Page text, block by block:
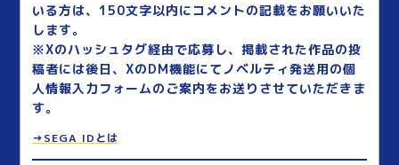
いる方は、150文字以内にコメントの記載をお願いいた
します。
※Xのハッシュタグ経由で応募し、掲載された作品の投
稿者には後日、XのDM機能にてノベルティ発送用の個
人情報入力フォームのご案内をお送りさせていただきま
す。
→SEGA IDとは